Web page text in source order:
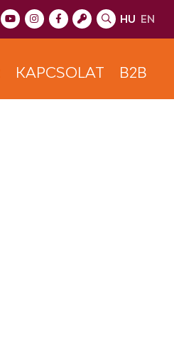
HU EN
KAPCSOLAT B2B